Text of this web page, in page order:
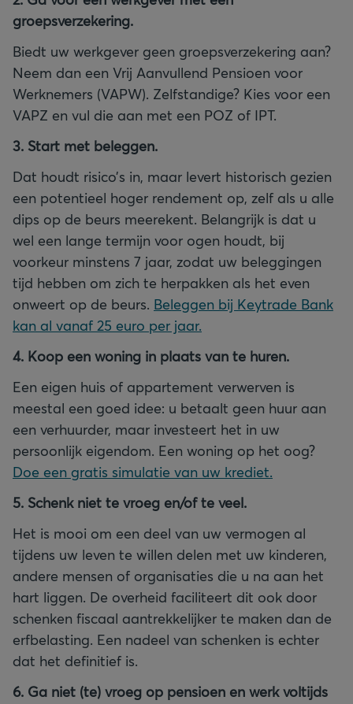
groepsverzekering.
Biedt uw werkgever geen groepsverzekering aan?
Neem dan een Vrij Aanvullend Pensioen voor
Werknemers (VAPW). Zelfstandige? Kies voor een
VAPZ en vul die aan met een POZ of IPT.
3. Start met beleggen.
Dat houdt risico’s in, maar levert historisch gezien
een potentieel hoger rendement op, zelf als u alle
dips op de beurs meerekent. Belangrijk is dat u
wel een lange termijn voor ogen houdt, bij
voorkeur minstens 7 jaar, zodat uw beleggingen
tijd hebben om zich te herpakken als het even
onweert op de beurs. Beleggen bij Keytrade Bank
kan al vanaf 25 euro per jaar.
4. Koop een woning in plaats van te huren.
Een eigen huis of appartement verwerven is
meestal een goed idee: u betaalt geen huur aan
een verhuurder, maar investeert het in uw
persoonlijk eigendom. Een woning op het oog?
Doe een gratis simulatie van uw krediet.
5. Schenk niet te vroeg en/of te veel.
Het is mooi om een deel van uw vermogen al
tijdens uw leven te willen delen met uw kinderen,
andere mensen of organisaties die u na aan het
hart liggen. De overheid faciliteert dit ook door
schenken fiscaal aantrekkelijker te maken dan de
erfbelasting. Een nadeel van schenken is echter
dat het definitief is.
6. Ga niet (te) vroeg op pensioen en werk voltijds